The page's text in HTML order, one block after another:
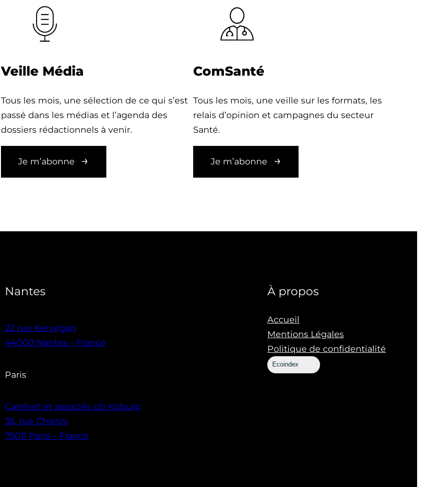
Veille Média
Tous les mois, une sélection de ce qui s’est
passé dans les médias et l’agenda des
dossiers rédactionnels à venir.
Je m’abonne
ComSanté
Tous les mois, une veille sur les formats, les
relais d’opinion et campagnes du secteur
Santé.
Je m’abonne
Nantes
22 rue Kervegan
44000 Nantes – France
Paris
Canévet et associés c/o Koburo
35, rue Chanzy
75011 Paris – France
À propos
Accueil
Mentions Légales
Politique de confidentialité
Ecoindex